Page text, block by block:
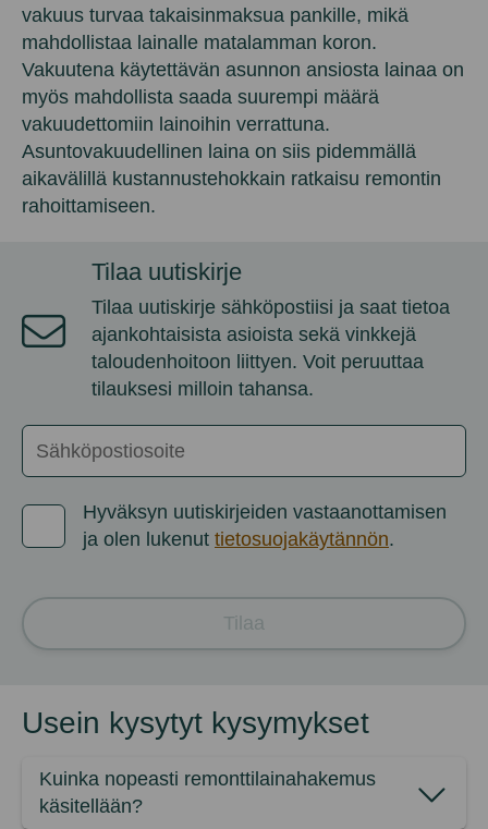
vakuus turvaa takaisinmaksua pankille, mikä
mahdollistaa lainalle matalamman koron.
Vakuutena käytettävän asunnon ansiosta lainaa on
myös mahdollista saada suurempi määrä
vakuudettomiin lainoihin verrattuna.
Asuntovakuudellinen laina on siis pidemmällä
aikavälillä kustannustehokkain ratkaisu remontin
rahoittamiseen.
Tilaa uutiskirje
Tilaa uutiskirje sähköpostiisi ja saat tietoa
ajankohtaisista asioista sekä vinkkejä
taloudenhoitoon liittyen. Voit peruuttaa
tilauksesi milloin tahansa.
Hyväksyn uutiskirjeiden vastaanottamisen
ja olen lukenut tietosuojakäytännön.
Tilaa
Usein kysytyt kysymykset
Kuinka nopeasti remonttilainahakemus
käsitellään?